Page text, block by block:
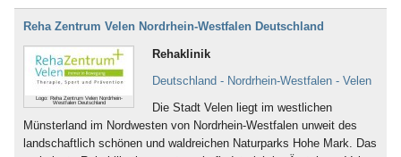
Reha Zentrum Velen Nordrhein-Westfalen Deutschland
Logo: Reha Zentrum Velen Nordrhein-
Westfalen Deutschland
Rehaklinik
Deutschland - Nordrhein-Westfalen - Velen
Die Stadt Velen liegt im westlichen
Münsterland im Nordwesten von Nordrhein-Westfalen unweit des
landschaftlich schönen und waldreichen Naturparks Hohe Mark. Das